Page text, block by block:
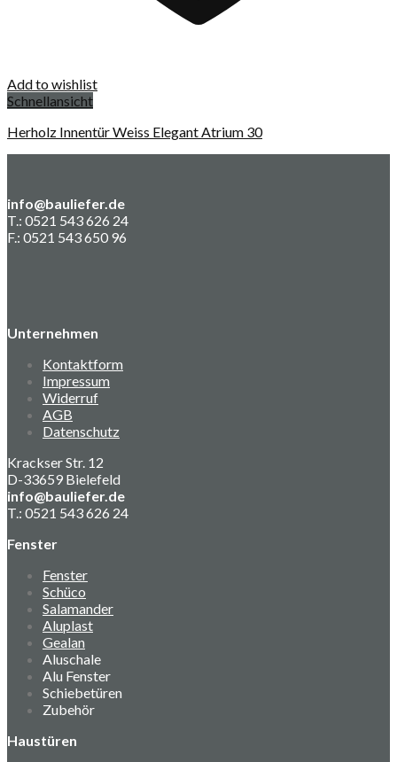
Add to wishlist
Schnellansicht
Herholz Innentür Weiss Elegant Atrium 30
info@bauliefer.de
T.: 0521 543 626 24
F.: 0521 543 650 96
Unternehmen
Kontaktform
Impressum
Widerruf
AGB
Datenschutz
Krackser Str. 12
D-33659 Bielefeld
info@bauliefer.de
T.: 0521 543 626 24
Fenster
Fenster
Schüco
Salamander
Aluplast
Gealan
Aluschale
Alu Fenster
Schiebetüren
Zubehör
Haustüren